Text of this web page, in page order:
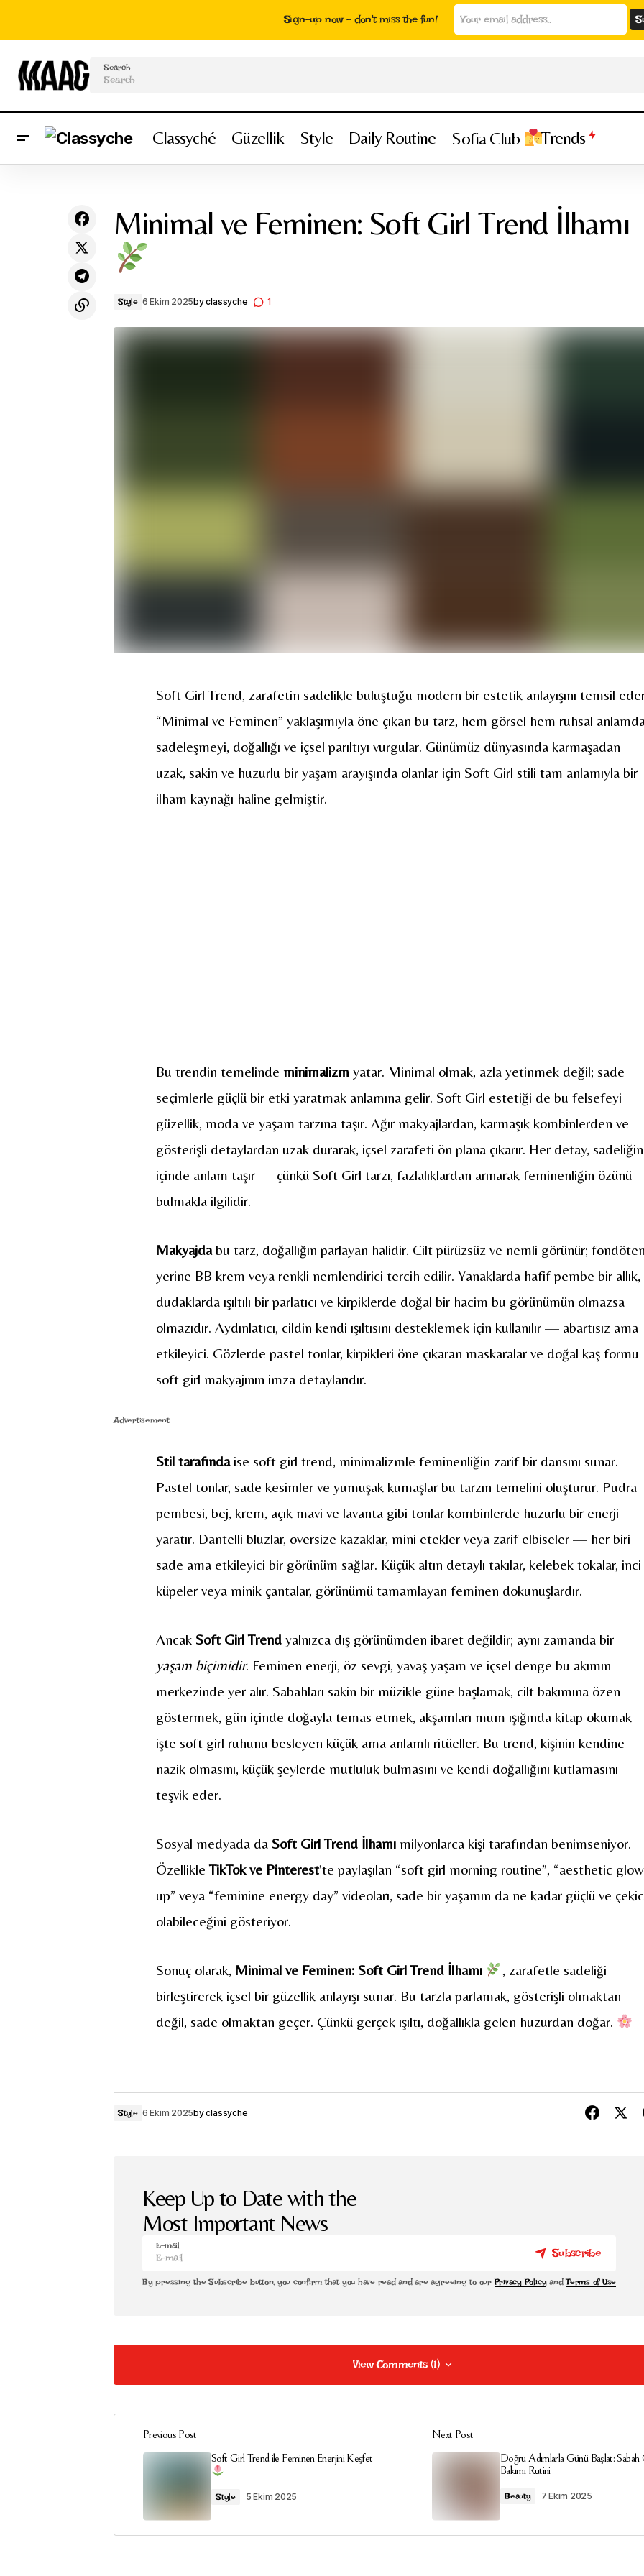
Search
Classyché Güzellik Style Daily Routine Sofia Club Trends
Minimal ve Feminen: Soft Girl Trend İlhamı
Style 6 Ekim 2025byclassyche 1
Soft Girl Trend, zarafetin sadelikle buluştuğu modern bir estetik anlayışını temsil
“Minimal ve Feminen” yaklaşımıyla öne çıkan bu tarz, hem görsel hem ruhsal
sadeleşmeyi, doğallığı ve içsel parıltıyı vurgular. Günümüz dünyasında karmaşadan
uzak, sakin ve huzurlu bir yaşam arayışında olanlar için Soft Girl stili tam anlamıyla bir
ilham kaynağı haline gelmiştir.
Bu trendin temelinde minimalizm yatar. Minimal olmak, azla yetinmek değil; sade
seçimlerle güçlü bir etki yaratmak anlamına gelir. Soft Girl estetiği de bu felsefeyi
güzellik, moda ve yaşam tarzına taşır. Ağır makyajlardan, karmaşık kombinlerden ve
gösterişli detaylardan uzak durarak, içsel zarafeti ön plana çıkarır. Her detay, sadeliğin
içinde anlam taşır — çünkü Soft Girl tarzı, fazlalıklardan arınarak feminenliğin özünü
bulmakla ilgilidir.
Makyajda bu tarz, doğallığın parlayan halidir. Cilt pürüzsüz ve nemli görünür;
yerine BB krem veya renkli nemlendirici tercih edilir. Yanaklarda hafif pembe bir allık,
dudaklarda ışıltılı bir parlatıcı ve kirpiklerde doğal bir hacim bu görünümün olmazsa
olmazıdır. Aydınlatıcı, cildin kendi ışıltısını desteklemek için kullanılır — abartısız ama
etkileyici. Gözlerde pastel tonlar, kirpikleri öne çıkaran maskaralar ve doğal kaş formu
soft girl makyajının imza detaylarıdır.
Advertisement
Stil tarafında ise soft girl trend, minimalizmle feminenliğin zarif bir dansını sunar.
Pastel tonlar, sade kesimler ve yumuşak kumaşlar bu tarzın temelini oluşturur. Pudra
pembesi, bej, krem, açık mavi ve lavanta gibi tonlar kombinlerde huzurlu bir enerji
yaratır. Dantelli bluzlar, oversize kazaklar, mini etekler veya zarif elbiseler — her biri
sade ama etkileyici bir görünüm sağlar. Küçük altın detaylı takılar, kelebek tokalar, inci
küpeler veya minik çantalar, görünümü tamamlayan feminen dokunuşlardır.
Ancak Soft Girl Trend yalnızca dış görünümden ibaret değildir; aynı zamanda bir
yaşam biçimidir. Feminen enerji, öz sevgi, yavaş yaşam ve içsel denge bu akımın
merkezinde yer alır. Sabahları sakin bir müzikle güne başlamak, cilt bakımına özen
göstermek, gün içinde doğayla temas etmek, akşamları mum ışığında kitap okumak
işte soft girl ruhunu besleyen küçük ama anlamlı ritüeller. Bu trend, kişinin kendine
nazik olmasını, küçük şeylerde mutluluk bulmasını ve kendi doğallığını kutlamasını
teşvik eder.
Sosyal medyada da Soft Girl Trend İlhamı milyonlarca kişi tarafından benimseniyor.
ÖzellikleTikTok ve Pinterest’te paylaşılan “soft girl morning routine”, “aesthetic glow
up” veya “feminine energy day” videoları, sade bir yaşamın da ne kadar güçlü ve
olabileceğini gösteriyor.
Sonuç olarak, Minimal ve Feminen: Soft Girl Trend İlhamı
, zarafetle sadeliği
birleştirerek içsel bir güzellik anlayışı sunar. Bu tarzla parlamak, gösterişli olmaktan
değil, sade olmaktan geçer. Çünkü gerçek ışıltı, doğallıkla gelen huzurdan doğar.
Style 6 Ekim 2025byclassyche
Keep Up to Date with the
Most Important News
E-mail
Subscribe
By pressing the Subscribe button, you confirm that you have read and are agreeing to our Privacy PolicyandTerms of Use
View Comments (1)
View Comments (1)
**backbiome**
Mitolyn is a carefully developed, plant-based formula created to help support metabolic efficiency and
healthy, lasting weight management.
30 Ocak 2026 at 18:11
Previous Post
Soft Girl Trend ile Feminen Enerjini Keşfet
Style 5 Ekim 2025
Next Post
Doğru Adımlarla Günü Başlat: Sabah
Bakımı Rutini
Beauty 7 Ekim 2025
Sign-up now - don't miss the fun!